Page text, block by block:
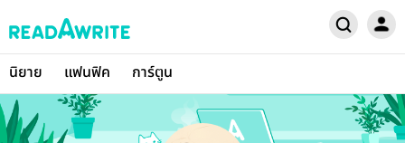
นิยาย แฟนฟิค การ์ตูน